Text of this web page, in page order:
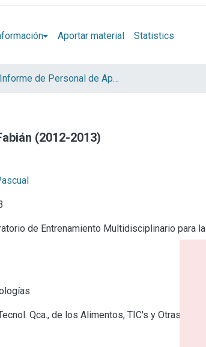
Aportar material Statistics
Informe de Personal de Apoyo
(2012-2013)
de Entrenamiento Multidisciplinario para la
Qca., de los Alimentos, TIC's y Otras